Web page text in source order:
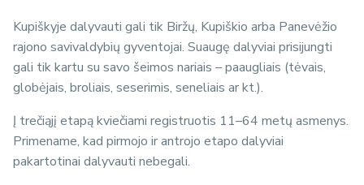
Kupiškyje dalyvauti gali tik Biržų, Kupiškio arba Panevėžio
rajono savivaldybių gyventojai. Suaugę dalyviai prisijungti
gali tik kartu su savo šeimos nariais – paaugliais (tėvais,
globėjais, broliais, seserimis, seneliais ar kt.).
Į trečiąjį etapą kviečiami registruotis 11–64 metų asmenys.
Primename, kad pirmojo ir antrojo etapo dalyviai
pakartotinai dalyvauti nebegali.